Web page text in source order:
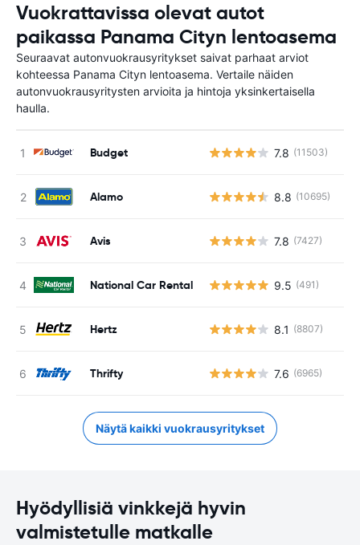
Vuokrattavissa olevat autot
paikassa Panama Cityn lentoasema
Seuraavat autonvuokrausyritykset saivat parhaat arviot
kohteessa Panama Cityn lentoasema. Vertaile näiden
autonvuokrausyritysten arvioita ja hintoja yksinkertaisella
haulla.
Budget 7.8 (11503)
Alamo 8.8 (10695)
Avis 7.8 (7427)
National Car Rental 9.5 (491)
Hertz 8.1 (8807)
Thrifty 7.6 (6965)
Näytä kaikki vuokrausyritykset
Hyödyllisiä vinkkejä hyvin
valmistetulle matkalle